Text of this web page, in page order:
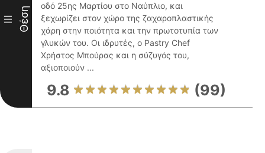
III Θέση
οδό 25ης Μαρτίου στο Ναύπλιο, και
ξεχωρίζει στον χώρο της ζαχαροπλαστικής
χάρη στην ποιότητα και την πρωτοτυπία των
γλυκών του. Οι ιδρυτές, ο Pastry Chef
Χρήστος Μπούρας και η σύζυγός του,
αξιοποιούν ...
9.8 (99)